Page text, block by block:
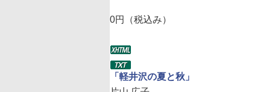
0円（税込み）
「軽井沢の夏と秋」